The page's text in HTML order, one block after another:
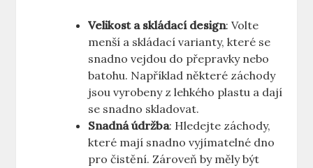
Velikost a skládací design: Volte
menší a skládací varianty, které se
snadno vejdou do přepravky nebo
batohu. Například některé záchody
jsou vyrobeny z lehkého plastu a dají
se snadno skladovat.
Snadná údržba: Hledejte záchody,
které mají snadno vyjímatelné dno
pro čistění. Zároveň by měly být